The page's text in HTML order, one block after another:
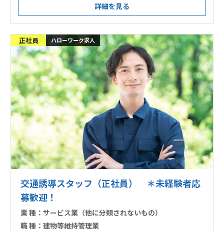
詳細を見る
正社員 ハローワーク求人
交通誘導スタッフ（正社員） ＊未経験者応
募歓迎！
業 種： サービス業（他に分類されないもの）
職 種： 建物等維持管理業